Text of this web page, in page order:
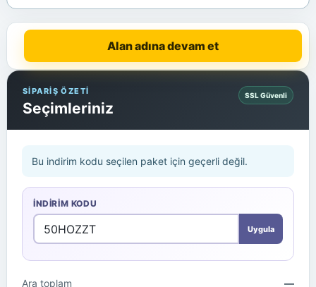
Alan adına devam et
SİPARİŞ ÖZETİ
Seçimleriniz
SSL Güvenli
Bu indirim kodu seçilen paket için geçerli değil.
İNDIRIM KODU
Uygula
Ara toplam —